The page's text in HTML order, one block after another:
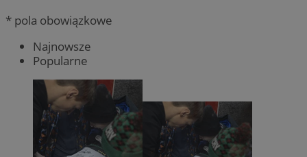
* pola obowiązkowe
Najnowsze
Popularne